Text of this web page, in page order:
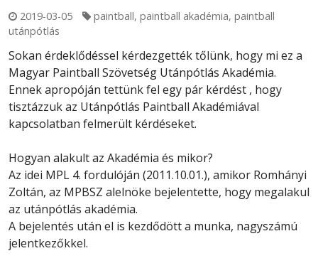
2019-03-05 paintball,paintball akadémia,paintball
utánpótlás
Sokan érdeklődéssel kérdezgették tőlünk, hogy mi ez a
Magyar Paintball Szövetség Utánpótlás Akadémia.
Ennek apropóján tettünk fel egy pár kérdést , hogy
tisztázzuk az Utánpótlás Paintball Akadémiával
kapcsolatban felmerült kérdéseket.
Hogyan alakult az Akadémia és mikor?
Az idei MPL 4. fordulóján (2011.10.01.), amikor Romhányi
Zoltán, az MPBSZ alelnöke bejelentette, hogy megalakul
az utánpótlás akadémia.
A bejelentés után el is kezdődött a munka, nagyszámú
jelentkezőkkel.